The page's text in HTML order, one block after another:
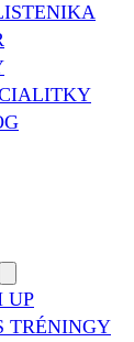
UP
TRÉNINGY